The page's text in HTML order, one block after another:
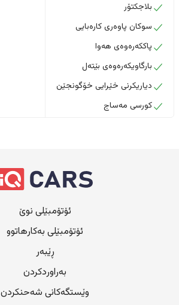
بلاجکتۆر
سوکان پاوەری کارەبایی
پاککەرەوەی هەوا
بارگاویکەرەوەی بێتەل
دیاریکرنی خێرایی خۆگونجێن
کورسی مەساج
ئۆتۆمبێلی نوێ
ئۆتۆمبێلی بەکارهاتوو
ڕێبەر
بەراوردکردن
وێستگەکانی شەحنکردن